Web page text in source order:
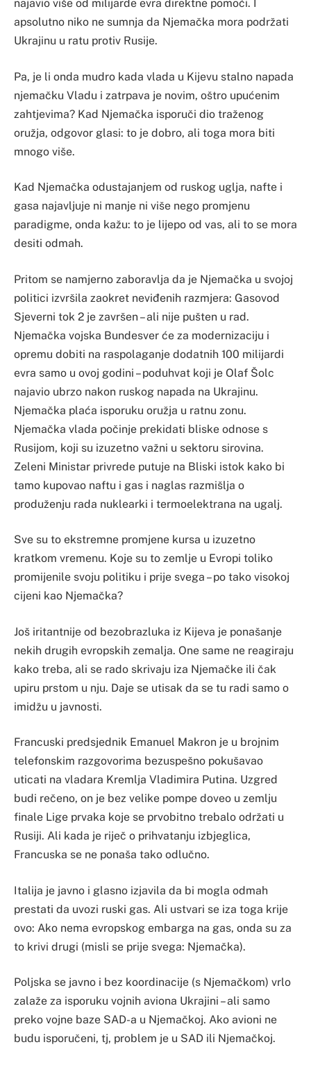
najavio više od milijarde evra direktne pomoći. I
apsolutno niko ne sumnja da Njemačka mora podržati
Ukrajinu u ratu protiv Rusije.
Pa, je li onda mudro kada vlada u Kijevu stalno napada
njemačku Vladu i zatrpava je novim, oštro upućenim
zahtjevima? Kad Njemačka isporuči dio traženog
oružja, odgovor glasi: to je dobro, ali toga mora biti
mnogo više.
Kad Njemačka odustajanjem od ruskog uglja, nafte i
gasa najavljuje ni manje ni više nego promjenu
paradigme, onda kažu: to je lijepo od vas, ali to se mora
desiti odmah.
Pritom se namjerno zaboravlja da je Njemačka u svojoj
politici izvršila zaokret neviđenih razmjera: Gasovod
Sjeverni tok 2 je završen – ali nije pušten u rad.
Njemačka vojska Bundesver će za modernizaciju i
opremu dobiti na raspolaganje dodatnih 100 milijardi
evra samo u ovoj godini – poduhvat koji je Olaf Šolc
najavio ubrzo nakon ruskog napada na Ukrajinu.
Njemačka plaća isporuku oružja u ratnu zonu.
Njemačka vlada počinje prekidati bliske odnose s
Rusijom, koji su izuzetno važni u sektoru sirovina.
Zeleni Ministar privrede putuje na Bliski istok kako bi
tamo kupovao naftu i gas i naglas razmišlja o
produženju rada nuklearki i termoelektrana na ugalj.
Sve su to ekstremne promjene kursa u izuzetno
kratkom vremenu. Koje su to zemlje u Evropi toliko
promijenile svoju politiku i prije svega – po tako visokoj
cijeni kao Njemačka?
Još iritantnije od bezobrazluka iz Kijeva je ponašanje
nekih drugih evropskih zemalja. One same ne reagiraju
kako treba, ali se rado skrivaju iza Njemačke ili čak
upiru prstom u nju. Daje se utisak da se tu radi samo o
imidžu u javnosti.
Francuski predsjednik Emanuel Makron je u brojnim
telefonskim razgovorima bezuspešno pokušavao
uticati na vladara Kremlja Vladimira Putina. Uzgred
budi rečeno, on je bez velike pompe doveo u zemlju
finale Lige prvaka koje se prvobitno trebalo održati u
Rusiji. Ali kada je riječ o prihvatanju izbjeglica,
Francuska se ne ponaša tako odlučno.
Italija je javno i glasno izjavila da bi mogla odmah
prestati da uvozi ruski gas. Ali ustvari se iza toga krije
ovo: Ako nema evropskog embarga na gas, onda su za
to krivi drugi (misli se prije svega: Njemačka).
Poljska se javno i bez koordinacije (s Njemačkom) vrlo
zalaže za isporuku vojnih aviona Ukrajini – ali samo
preko vojne baze SAD-a u Njemačkoj. Ako avioni ne
budu isporučeni, tj, problem je u SAD ili Njemačkoj.